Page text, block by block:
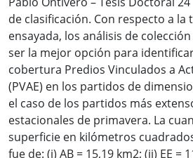
de clasificación. Con respecto a la
ensayada, los análisis de
ser la mejor opción para
cobertura Predios Vinculados a
(PVAE) en los partidos de
el caso de los partidos más
estacionales de primavera. La
superficie en kilómetros
fue de: (i) AB = 15,19 km2; (ii) EE =